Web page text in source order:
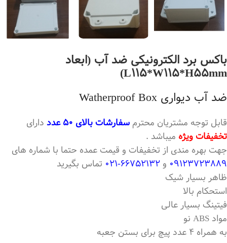
باکس برد الکترونیکی ضد آب (ابعاد
L115*W115*H55mm)
ضد آب دیواری Watherproof Box
قابل توجه مشتریان محترم سفارشات بالای 50 عدد
دارای
تخفیفات ویژه میباشد .
جهت بهره مندی از تخفیفات و قیمت عمده حتما با شماره های
09123723889 و 66752132-021
تماس بگیرید
ظاهر بسیار شیک
استحکام بالا
فیتینگ بسیار عالی
مواد ABS نو
به همراه 4 عدد پیچ برای بستن جعبه